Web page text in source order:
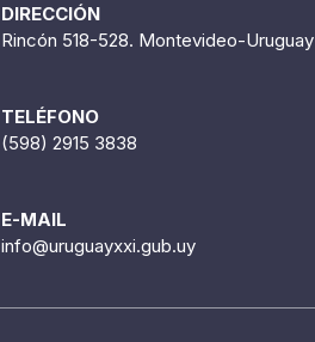
DIRECCIÓN
Rincón 518-528. Montevideo-Uruguay
TELÉFONO
(598) 2915 3838
E-MAIL
info@uruguayxxi.gub.uy